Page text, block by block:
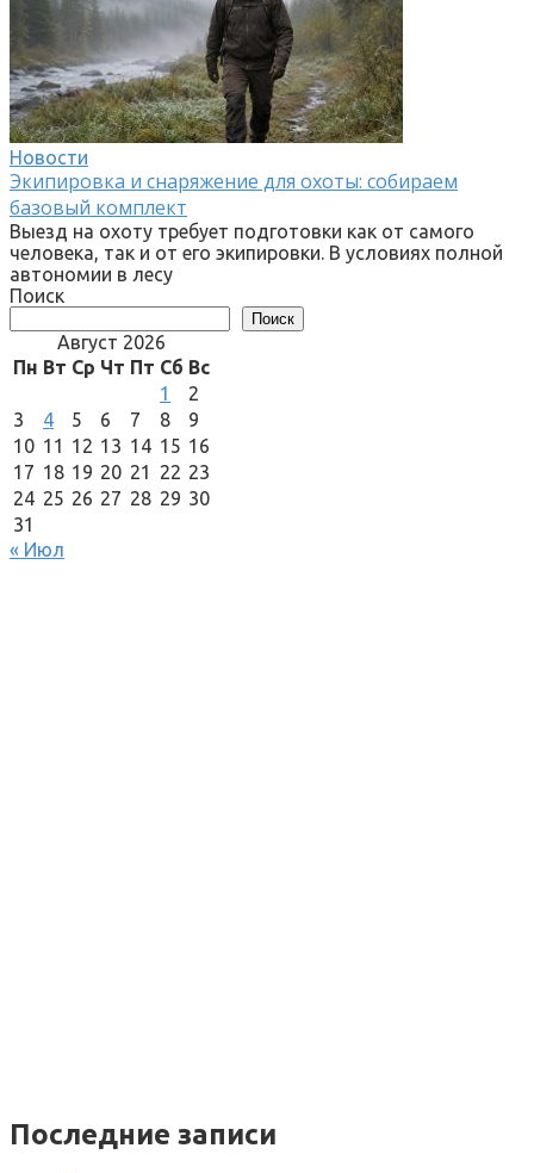
Новости
Экипировка и снаряжение для охоты: собираем
базовый комплект
Выезд на охоту требует подготовки как от самого
человека, так и от его экипировки. В условиях полной
автономии в лесу
Поиск
Поиск
Август 2026
Пн Вт Ср Чт Пт Сб Вс
1
2
3
4 5 6 7 8
9
10 11 12 13 14 15 16
17 18 19 20 21 22 23
24 25 26 27 28 29 30
31
« Июл
Последние записи